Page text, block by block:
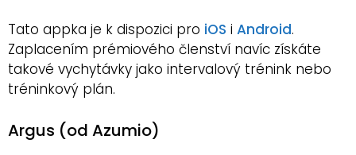
Tato appka je k dispozici pro iOS i Android.
Zaplacením prémiového členství navíc získáte
takové vychytávky jako intervalový trénink nebo
tréninkový plán.
Argus (od Azumio)